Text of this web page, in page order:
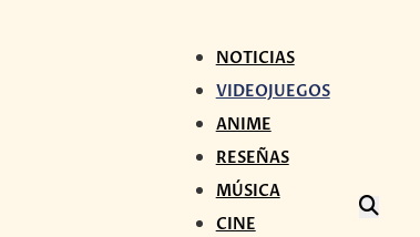
NOTICIAS
VIDEOJUEGOS
ANIME
RESEÑAS
MÚSICA
CINE